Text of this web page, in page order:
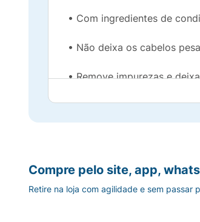
• Com ingredientes de
• Não deixa os cabelos
• Remove impurezas e
• Com nutrientes PRO-V
Compre pelo site, app,
Retire na loja com agilidade e sem passar